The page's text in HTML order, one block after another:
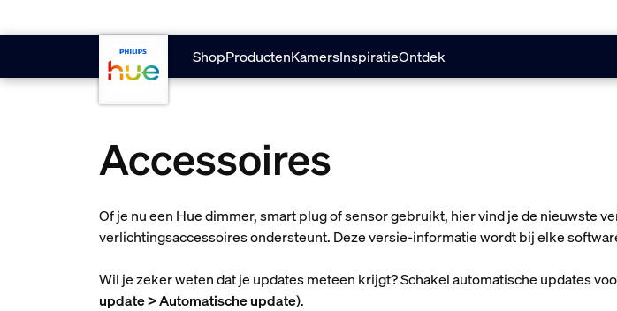
ShopProductenKamersInspiratieOntdek
Accessoires
Of je nu een Hue dimmer, smart plug of sensor gebruikt, hier vind je de nieuwste
verlichtingsaccessoires ondersteunt. Deze versie-informatie wordt bij elke
Wil je zeker weten dat je updates meteen krijgt? Schakel automatische updates
update > Automatische update).